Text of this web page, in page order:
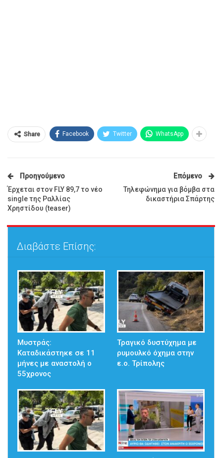
Share Facebook Twitter WhatsApp
Προηγούμενο
Έρχεται στον FLY 89,7 το νέο
single της Ραλλίας
Χρηστίδου (teaser)
Επόμενο
Τηλεφώνημα για βόμβα στα
δικαστήρια Σπάρτης
Διαβάστε Επίσης:
Μυστράς:
Καταδικάστηκε σε 11
μήνες με αναστολή ο
55χρονος
Τραγικό δυστύχημα με
ρυμουλκό όχημα στην
ε.ο. Τρίπολης